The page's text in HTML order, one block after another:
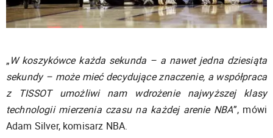
„W koszykówce każda sekunda – a nawet jedna dziesiąta
sekundy – może mieć decydujące znaczenie, a współpraca
z TISSOT umożliwi nam wdrożenie najwyższej klasy
technologii mierzenia czasu na każdej arenie NBA”, mówi
Adam Silver, komisarz NBA.